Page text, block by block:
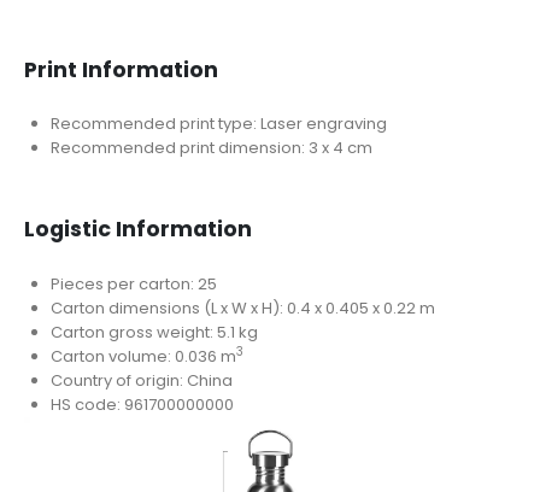
Print Information
Recommended print type: Laser engraving
Recommended print dimension: 3 x 4 cm
Logistic Information
Pieces per carton: 25
Carton dimensions (L x W x H): 0.4 x 0.405 x 0.22 m
Carton gross weight: 5.1 kg
Carton volume: 0.036 m3
Country of origin: China
HS code: 961700000000